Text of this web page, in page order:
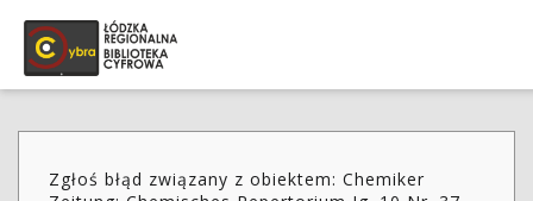
Zgłoś błąd związany z obiektem: Chemiker